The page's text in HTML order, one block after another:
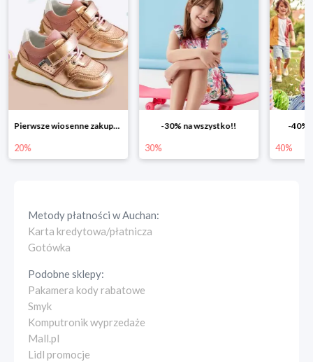
Pierwsze wiosenne zakupy -20%
20%
-30% na wszystko!!
30%
-40%
40%
Metody płatności wAuchan:
Karta kredytowa/płatnicza
Gotówka
Podobne sklepy:
Pakamera kody rabatowe
Smyk
Komputronik wyprzedaże
Mall.pl
Lidl promocje